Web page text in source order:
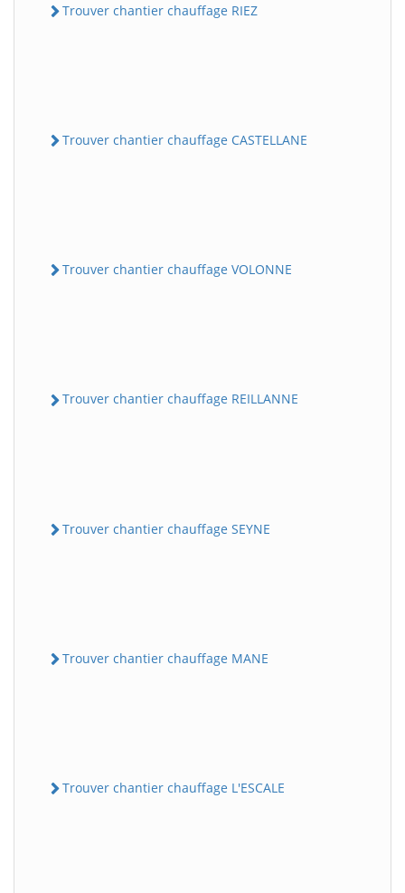
Trouver chantier chauffage RIEZ
Trouver chantier chauffage CASTELLANE
Trouver chantier chauffage VOLONNE
Trouver chantier chauffage REILLANNE
Trouver chantier chauffage SEYNE
Trouver chantier chauffage MANE
Trouver chantier chauffage L'ESCALE